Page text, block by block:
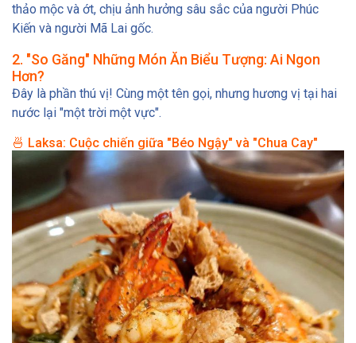
thảo mộc và ớt, chịu ảnh hưởng sâu sắc của người Phúc
Kiến và người Mã Lai gốc.
2. "So Găng" Những Món Ăn Biểu Tượng: Ai Ngon
Hơn?
Đây là phần thú vị! Cùng một tên gọi, nhưng hương vị tại hai
nước lại "một trời một vực".
🍜 Laksa: Cuộc chiến giữa "Béo Ngậy" và "Chua Cay"